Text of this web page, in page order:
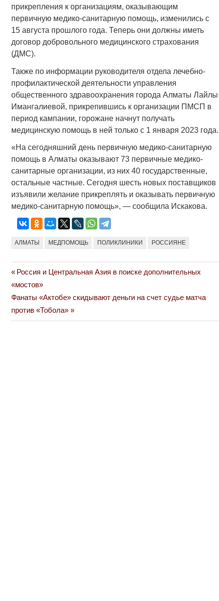
прикрепления к организациям, оказывающим
первичную медико-санитарную помощь, изменились с
15 августа прошлого года. Теперь они должны иметь
договор добровольного медицинского страхования
(ДМС).
Также по информации руководителя отдела лечебно-
профилактической деятельности управления
общественного здравоохранения города Алматы Лайлы
Имангалиевой, прикрепившись к организации ПМСП в
период кампании, горожане начнут получать
медицинскую помощь в ней только с 1 января 2023 года.
«На сегодняшний день первичную медико-санитарную
помощь в Алматы оказывают 73 первичные медико-
санитарные организации, из них 40 государственные,
остальные частные. Сегодня шесть новых поставщиков
изъявили желание прикреплять и оказывать первичную
медико-санитарную помощь», — сообщила Искакова.
АЛМАТЫ МЕДПОМОЩЬ ПОЛИКЛИНИКИ РОССИЯНЕ
Навигация
по
записям
Previous
Post:
Россия и Центральная Азия в поиске дополнительных
«мостов»
Next
Post:
Фанаты «Актобе» скидывают деньги на счет судье матча
против «Тобола»